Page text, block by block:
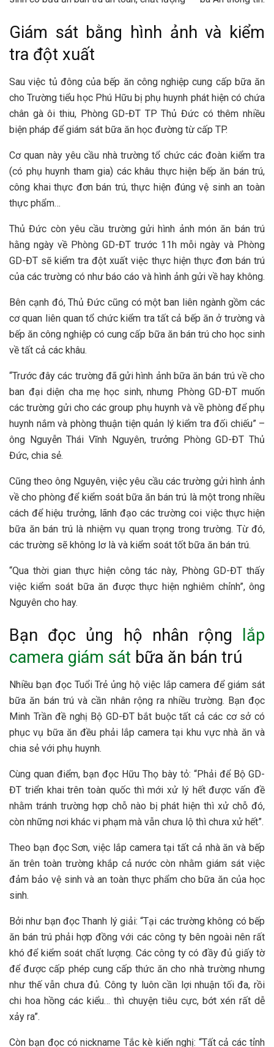
Giám sát bằng hình ảnh và kiểm
tra đột xuất
Sau việc tủ đông của bếp ăn công nghiệp cung cấp bữa ăn
cho Trường tiểu học Phú Hữu bị phụ huynh phát hiện có chứa
chân gà ôi thiu, Phòng GD-ĐT TP Thủ Đức có thêm nhiều
biện pháp để giám sát bữa ăn học đường từ cấp TP.
Cơ quan này yêu cầu nhà trường tổ chức các đoàn kiểm tra
(có phụ huynh tham gia) các khâu thực hiện bếp ăn bán trú,
công khai thực đơn bán trú, thực hiện đúng vệ sinh an toàn
thực phẩm…
Thủ Đức còn yêu cầu trường gửi hình ảnh món ăn bán trú
hằng ngày về Phòng GD-ĐT trước 11h mỗi ngày và Phòng
GD-ĐT sẽ kiểm tra đột xuất việc thực hiện thực đơn bán trú
của các trường có như báo cáo và hình ảnh gửi về hay không.
Bên cạnh đó, Thủ Đức cũng có một ban liên ngành gồm các
cơ quan liên quan tổ chức kiểm tra tất cả bếp ăn ở trường và
bếp ăn công nghiệp có cung cấp bữa ăn bán trú cho học sinh
về tất cả các khâu.
“Trước đây các trường đã gửi hình ảnh bữa ăn bán trú về cho
ban đại diện cha mẹ học sinh, nhưng Phòng GD-ĐT muốn
các trường gửi cho các group phụ huynh và về phòng để phụ
huynh nắm và phòng thuận tiện quản lý kiểm tra đối chiếu” –
ông Nguyễn Thái Vĩnh Nguyên, trưởng Phòng GD-ĐT Thủ
Đức, chia sẻ.
Cũng theo ông Nguyên, việc yêu cầu các trường gửi hình ảnh
về cho phòng để kiểm soát bữa ăn bán trú là một trong nhiều
cách để hiệu trưởng, lãnh đạo các trường coi việc thực hiện
bữa ăn bán trú là nhiệm vụ quan trọng trong trường. Từ đó,
các trường sẽ không lơ là và kiểm soát tốt bữa ăn bán trú.
“Qua thời gian thực hiện công tác này, Phòng GD-ĐT thấy
việc kiểm soát bữa ăn được thực hiện nghiêm chỉnh”, ông
Nguyên cho hay.
Bạn đọc ủng hộ nhân rộng
lắp
camera giám sát bữa ăn bán trú
Nhiều bạn đọc Tuổi Trẻ ủng hộ việc lắp camera để giám sát
bữa ăn bán trú và cần nhân rộng ra nhiều trường. Bạn đọc
Minh Trần đề nghị Bộ GD-ĐT bắt buộc tất cả các cơ sở có
phục vụ bữa ăn đều phải lắp camera tại khu vực nhà ăn và
chia sẻ với phụ huynh.
Cùng quan điểm, bạn đọc Hữu Thọ bày tỏ: “Phải để Bộ GD-
ĐT triển khai trên toàn quốc thì mới xử lý hết được vấn đề
nhằm tránh trường hợp chỗ nào bị phát hiện thì xử chỗ đó,
còn những nơi khác vi phạm mà vẫn chưa lộ thì chưa xử hết”.
Theo bạn đọc Sơn, việc lắp camera tại tất cả nhà ăn và bếp
ăn trên toàn trường khắp cả nước còn nhằm giám sát việc
đảm bảo vệ sinh và an toàn thực phẩm cho bữa ăn của học
sinh.
Bởi như bạn đọc Thanh lý giải: “Tại các trường không có bếp
ăn bán trú phải hợp đồng với các công ty bên ngoài nên rất
khó để kiểm soát chất lượng. Các công ty có đầy đủ giấy tờ
để được cấp phép cung cấp thức ăn cho nhà trường nhưng
như thế vẫn chưa đủ. Công ty luôn cần lợi nhuận tối đa, rồi
chi hoa hồng các kiểu… thì chuyện tiêu cực, bớt xén rất dễ
xảy ra”.
Còn bạn đọc có nickname Tắc kè kiến nghị: “Tất cả các tỉnh